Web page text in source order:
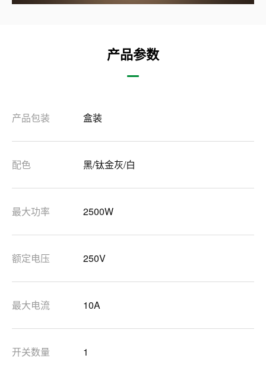
产品参数
产品包装 盒装
配色 黑/钛金灰/白
最大功率 2500W
额定电压 250V
最大电流 10A
开关数量 1